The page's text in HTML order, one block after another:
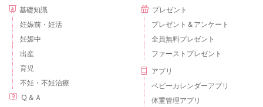
基礎知識
妊娠前・妊活
妊娠中
出産
育児
不妊・不妊治療
Ｑ＆Ａ
プレゼント
プレゼント＆アンケート
全員無料プレゼント
ファーストプレゼント
アプリ
ベビーカレンダーアプリ
体重管理アプリ